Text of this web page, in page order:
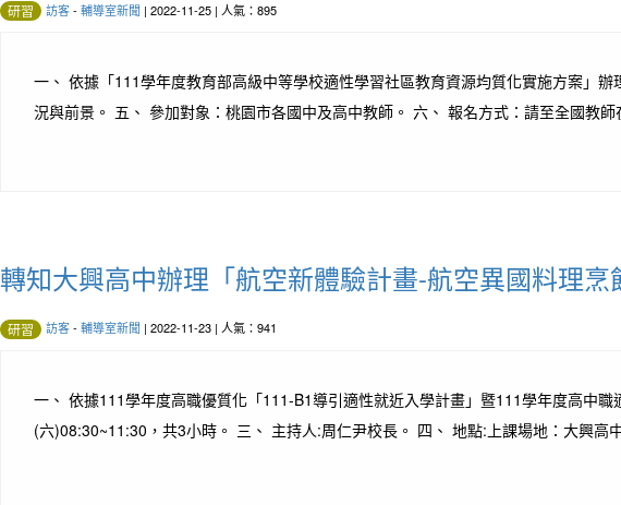
研習 訪客- 輔導室新聞 | 2022-11-25 | 人氣：895
一、 依據「111學年度教育部高級中等學校適性學習社區教育資源均質化實施方案」
況與前景。 五、 參加對象：桃園市各國中及高中教師。 六、 報名方式：請至全國教
轉知大興高中辦理「航空新體驗計畫-航空異國料理烹
研習 訪客- 輔導室新聞 | 2022-11-23 | 人氣：941
一、 依據111學年度高職優質化「111-B1導引適性就近入學計畫」暨111學年度高中
(六)08:30~11:30，共3小時。 三、 主持人:周仁尹校長。 四、 地點:上課場地：大興